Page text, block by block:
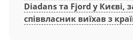
Diadans та Fjord у Києві,
співвласник виїхав з